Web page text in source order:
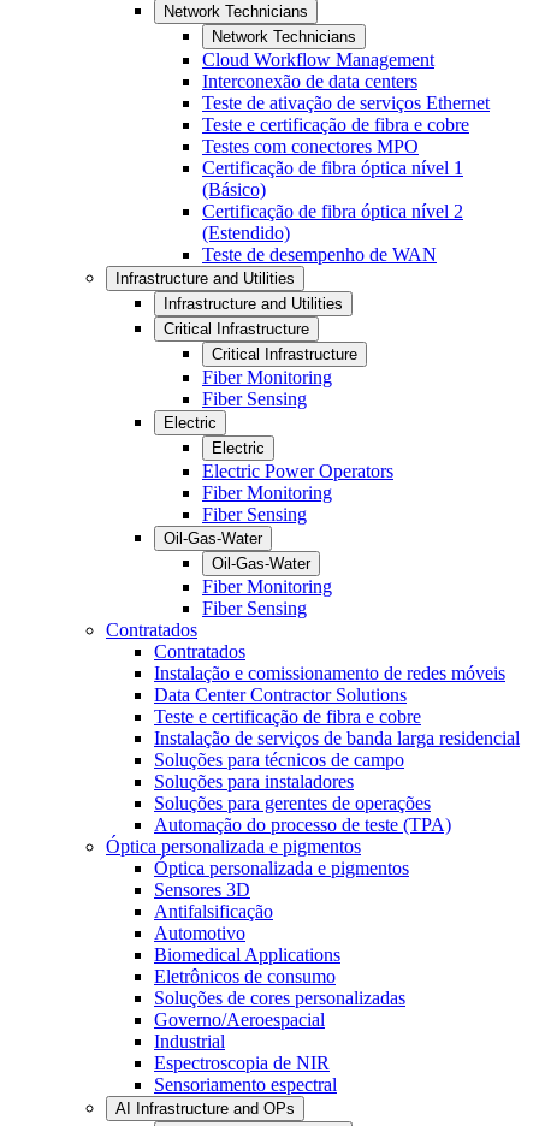
Network Technicians
Network Technicians
Cloud Workflow Management
Interconexão de data centers
Teste de ativação de serviços Ethernet
Teste e certificação de fibra e cobre
Testes com conectores MPO
Certificação de fibra óptica nível 1
(Básico)
Certificação de fibra óptica nível 2
(Estendido)
Teste de desempenho de WAN
Infrastructure and Utilities
Infrastructure and Utilities
Critical Infrastructure
Critical Infrastructure
Fiber Monitoring
Fiber Sensing
Electric
Electric
Electric Power Operators
Fiber Monitoring
Fiber Sensing
Oil-Gas-Water
Oil-Gas-Water
Fiber Monitoring
Fiber Sensing
Contratados
Contratados
Instalação e comissionamento de redes móveis
Data Center Contractor Solutions
Teste e certificação de fibra e cobre
Instalação de serviços de banda larga residencial
Soluções para técnicos de campo
Soluções para instaladores
Soluções para gerentes de operações
Automação do processo de teste (TPA)
Óptica personalizada e pigmentos
Óptica personalizada e pigmentos
Sensores 3D
Antifalsificação
Automotivo
Biomedical Applications
Eletrônicos de consumo
Soluções de cores personalizadas
Governo/Aeroespacial
Industrial
Espectroscopia de NIR
Sensoriamento espectral
AI Infrastructure and OPs